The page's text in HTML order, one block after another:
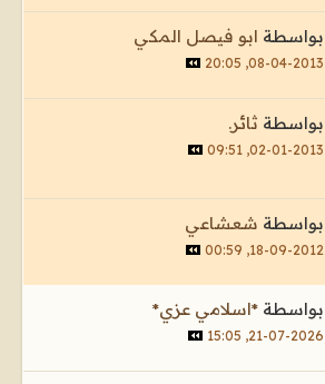
بواسطة ابو فيصل المكي
08-04-2013, 20:05
بواسطة ثائر.
02-01-2013, 09:51
بواسطة شعشاعي
18-09-2012, 00:59
بواسطة*اسلامي عزي*
21-07-2026, 15:05